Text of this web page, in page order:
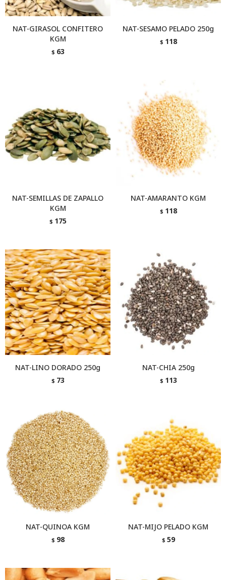
NAT-GIRASOL CONFITERO
KGM
$ 63
NAT-SESAMO PELADO 250g
$ 118
NAT-SEMILLAS DE ZAPALLO
KGM
$ 175
NAT-AMARANTO KGM
$ 118
NAT-LINO DORADO 250g
$ 73
NAT-CHIA 250g
$ 113
NAT-QUINOA KGM
$ 98
NAT-MIJO PELADO KGM
$ 59